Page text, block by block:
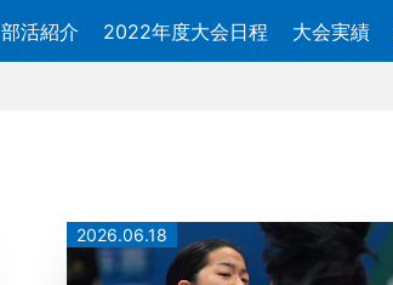
部活紹介 2022年度大会日程 大会実績
2026.06.18